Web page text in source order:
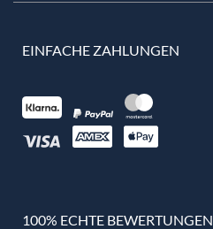
EINFACHE ZAHLUNGEN
100% ECHTE BEWERTUNGEN